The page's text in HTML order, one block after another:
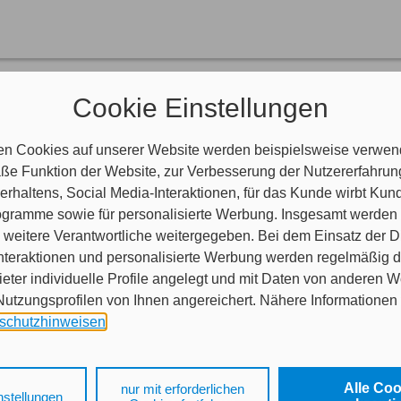
Cookie Einstellungen
Cookies auf unserer Website werden beispielsweise
Funktion der Website, zur Verbesserung der
Social Media-Interaktionen, für das Kunde wirbt
sowie für personalisierte Werbung. Insgesamt werden
Verantwortliche weitergegeben. Bei dem Einsatz der
und personalisierte Werbung werden regelmäßig
individuelle Profile angelegt und mit Daten von anderen
von Ihnen angereichert. Nähere
sowohl der Speicherung der notwendigen
Alle
nur mit erforderlichen
(vormals: Grüne Karte) dient als Nachweis Ihrer Kfz-
Versicherungen für den Kraftverkehr bestehen.
Island, Kroatien, Liechtenstein, Norwegen, Schweiz,
(Kennzeichenabkommen) aus.
europäische Länder reisen, benötigen Sie darüber hinaus die